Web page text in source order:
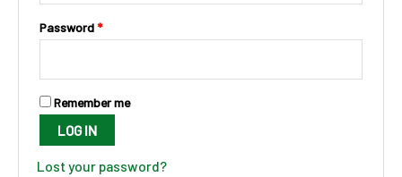
Password*
Remember me
LOG IN
Lost your password?